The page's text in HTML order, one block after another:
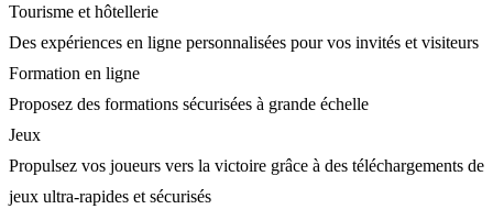
Tourisme et hôtellerie
Des expériences en ligne personnalisées pour vos invités et visiteurs
Formation en ligne
Proposez des formations sécurisées à grande échelle
Jeux
Propulsez vos joueurs vers la victoire grâce à des téléchargements de
jeux ultra-rapides et sécurisés